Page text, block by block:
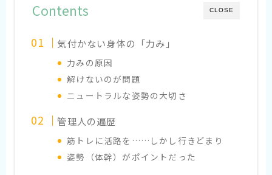
CLOSE
Contents
気付かない身体の「力み」
力みの原因
解けないのが問題
ニュートラルな姿勢の大切さ
管理人の遍歴
筋トレに活路を……しかし行きどまり
姿勢（体幹）がポイントだった